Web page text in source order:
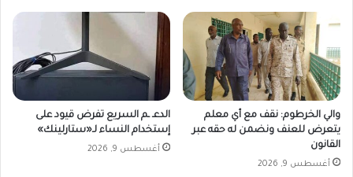
والي الخرطوم: نقف مع أي معلم
يتعرض للعنف ونضمن له حقه عبر
القانون
أغسطس 9, 2026
الدعـ ـم السريع تفرض قيود على
إستخدام النساء لـ«ستارلينك»
أغسطس 9, 2026